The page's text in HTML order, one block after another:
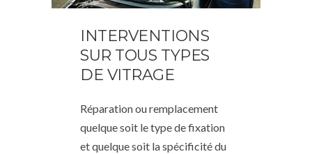
INTERVENTIONS
SUR TOUS TYPES
DE VITRAGE
Réparation ou remplacement
quelque soit le type de fixation
et quelque soit la spécificité du